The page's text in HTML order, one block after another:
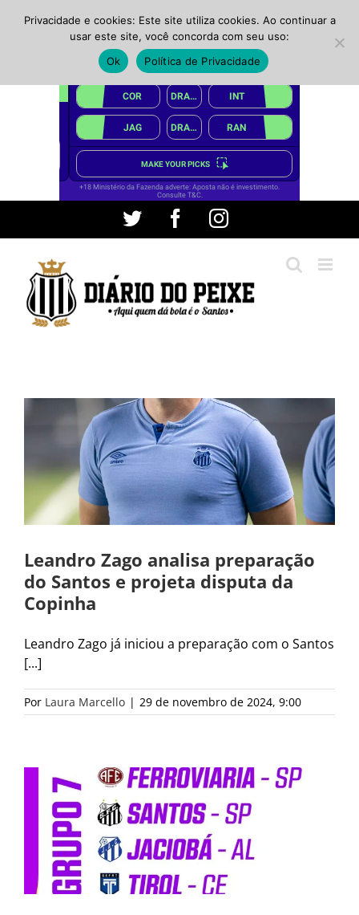
conteúdo
Twitter FacebookInstagram
Leandro Zago analisa preparação
do Santos e projeta disputa da
Copinha
Leandro Zago já iniciou a preparação com o Santos
[...]
Por Laura Marcello | 29 de novembro de 2024, 9:00
Privacidade e cookies: Este site utiliza cookies. Ao continuar a
usar este site, você concorda com seu uso:
Ok
Política de Privacidade